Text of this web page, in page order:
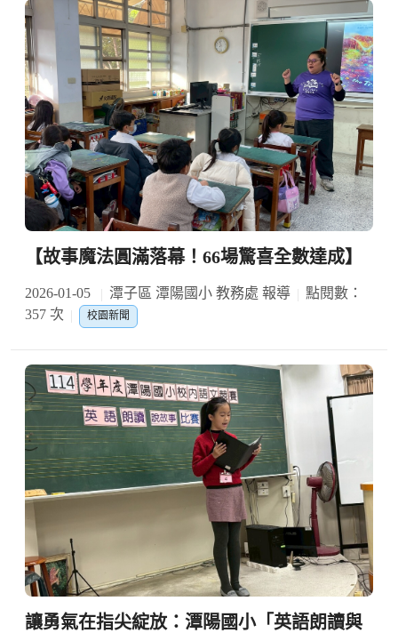
【故事魔法圓滿落幕！66場驚喜全數達成】
2026-01-05 潭子區 潭陽國小 教務處 報導
點閱數：
357 次
校園新聞
讓勇氣在指尖綻放：潭陽國小「英語朗讀與